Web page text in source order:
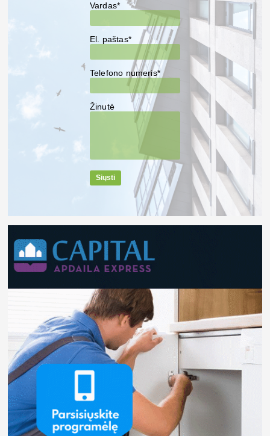
Vardas*
El. paštas*
Telefono numeris*
Žinutė
Siųsti